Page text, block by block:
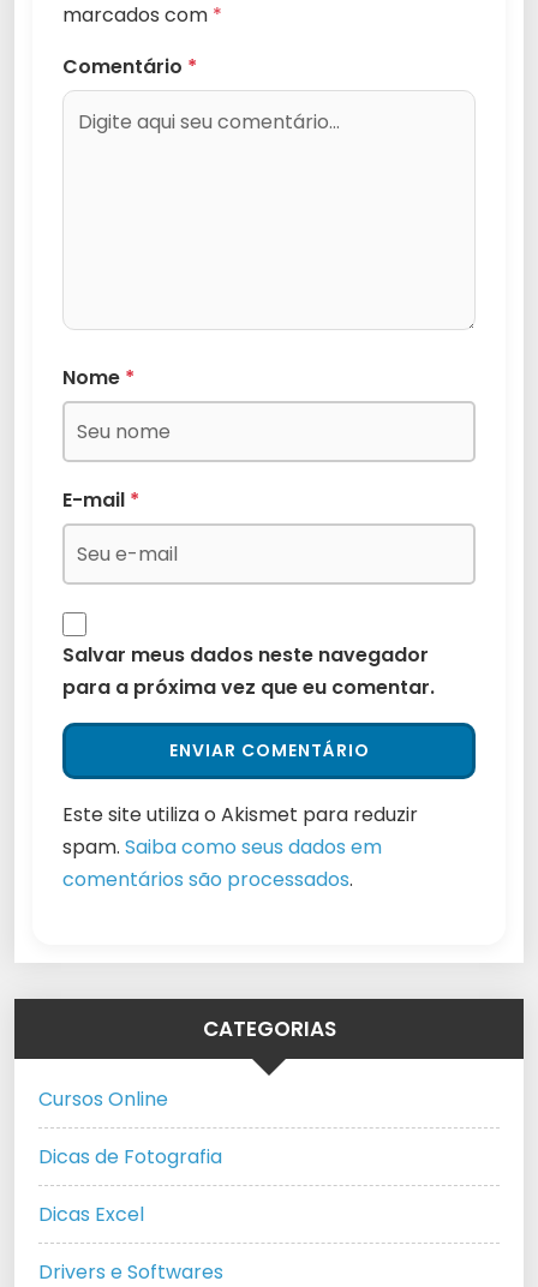
marcados com *
Comentário *
Nome *
E-mail *
Salvar meus dados neste navegador
para a próxima vez que eu comentar.
Este site utiliza o Akismet para reduzir
spam. Saiba como seus dados em
comentários são processados.
CATEGORIAS
Cursos Online
Dicas de Fotografia
Dicas Excel
Drivers e Softwares